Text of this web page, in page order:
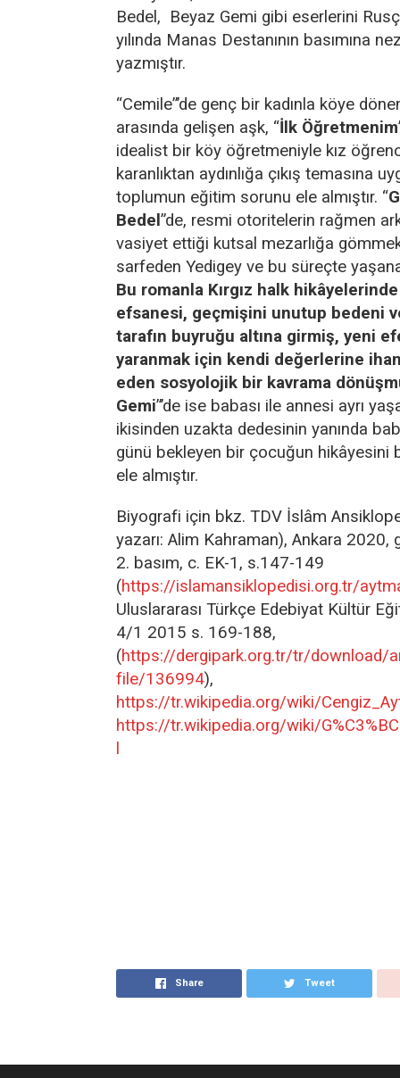
Bedel, Beyaz Gemi gibi eserlerini
yılında Manas Destanının basımına
yazmıştır.
“Cemile”’de genç bir kadınla köye
arasında gelişen aşk, “İlk Öğretmenim
idealist bir köy öğretmeniyle kız
karanlıktan aydınlığa çıkış temasına
toplumun eğitim sorunu ele almıştır. “
Bedel ”de, resmi otoritelerin rağmen
vasiyet ettiği kutsal mezarlığa
sarfeden Yedigey ve bu süreçte
Bu romanla Kırgız halk
efsanesi, geçmişini unutup bedeni
tarafın buyruğu altına girmiş, yeni
yaranmak için kendi değerlerine
eden sosyolojik bir kavrama
Gemi”’de ise babası ile annesi ayrı
ikisinden uzakta dedesinin yanında
günü bekleyen bir çocuğun hikâyesini
ele almıştır.
Biyografi için bkz. TDV İslâm
yazarı: Alim Kahraman), Ankara 2020,
2. basım, c. EK-1, s.147-149
(https://islamansiklopedisi.org.tr/
Uluslararası Türkçe Edebiyat Kültür
4/1 2015 s. 169-188,
(https://dergipark.org.tr/tr/download/
file/136994),
https://tr.wikipedia.org/wiki/
https://tr.wikipedia.org/wiki/
Share Tweet